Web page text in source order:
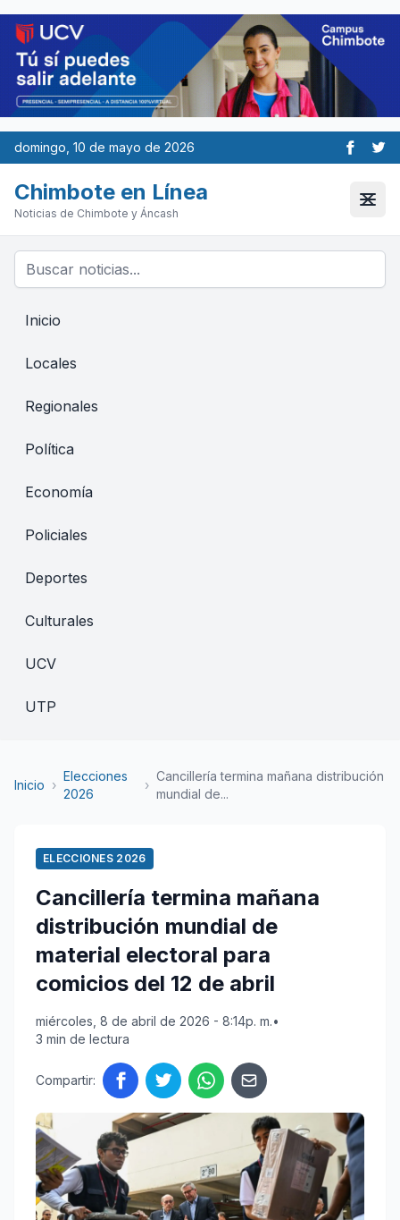
domingo, 10 de mayo de 2026
Chimbote en Línea
Noticias de Chimbote y Áncash
Inicio
Locales
Regionales
Política
Economía
Policiales
Deportes
Culturales
UCV
UTP
Inicio ›
Elecciones
2026
›
Cancillería termina mañana distribución
mundial de...
ELECCIONES 2026
Cancillería termina mañana
distribución mundial de
material electoral para
comicios del 12 de abril
miércoles, 8 de abril de 2026 - 8:14p. m.•
3 min de lectura
Compartir: